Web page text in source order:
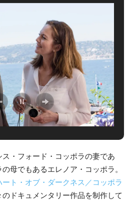
・フォード・コッポラの妻であ
母でもあるエレノア・コッポラ。
ート・オブ・ダークネス／コッポラ
のドキュメンタリー作品を制作して